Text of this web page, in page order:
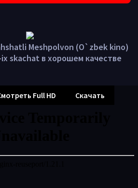
Meshpolvon (O`zbek kino)
ix skachat в хорошем качестве
Full HD Скачать